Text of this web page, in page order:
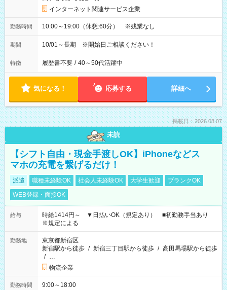
インターネット関連サービス企業
勤務時間 10:00～19:00（休憩:60分） ※残業なし
期間 10/01～長期 ※開始日ご相談ください！
特徴 履歴書不要 / 40～50代活躍中
気になる！ 応募する 詳細へ
掲載日：2026.08.07
未読
【シフト自由・現金手渡しOK】iPhoneなどス
マホの充電を繋げるだけ！
派遣 職種未経験OK 社会人未経験OK 大学生歓迎
ブランクOK
WEB登録・面接OK
給与
時給1414円～ ▼日払いOK（規定あり） ■初勤務手当あり
※規定による
勤務地
東京都新宿区
新宿駅から徒歩 / 新宿三丁目駅から徒歩 / 高田馬場駅から徒歩
/ …
物流企業
勤務時間 9:00～18:00